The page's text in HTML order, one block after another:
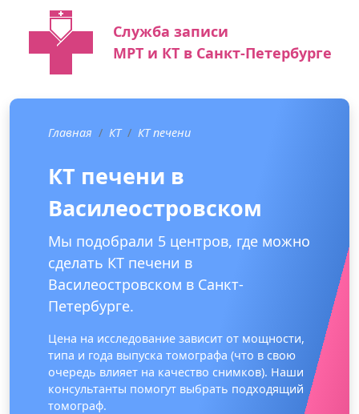
Служба записи
МРТ и КТ в Санкт-Петербурге
Главная КТ КТ печени
КТ печени в
Василеостровском
Мы подобрали 5 центров, где можно
сделать КТ печени в
Василеостровском в Санкт-
Петербурге.
Цена на исследование зависит от мощности,
типа и года выпуска томографа (что в свою
очередь влияет на качество снимков). Наши
консультанты помогут выбрать подходящий
томограф.